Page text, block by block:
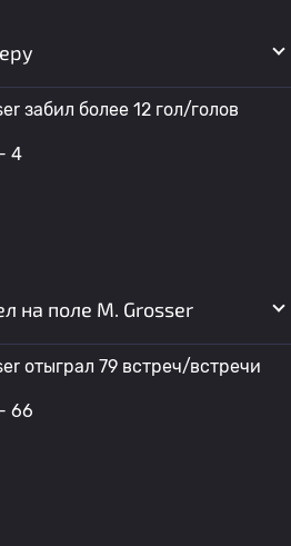
забил более 12 гол/голов
- 4
на поле M. Grosser
отыграл 79 встреч/встречи
- 66